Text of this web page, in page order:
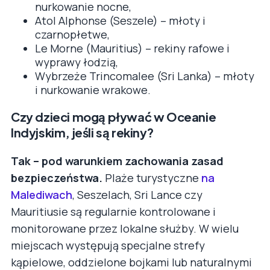
nurkowanie nocne,
Atol Alphonse (Seszele) – młoty i
czarnopłetwe,
Le Morne (Mauritius) – rekiny rafowe i
wyprawy łodzią,
Wybrzeże Trincomalee (Sri Lanka) – młoty
i nurkowanie wrakowe.
Czy dzieci mogą pływać w Oceanie
Indyjskim, jeśli są rekiny?
Tak – pod warunkiem zachowania zasad
bezpieczeństwa. Plaże turystyczne na
Malediwach, Seszelach, Sri Lance czy
Mauritiusie są regularnie kontrolowane i
monitorowane przez lokalne służby. W wielu
miejscach występują specjalne strefy
kąpielowe, oddzielone bojkami lub naturalnymi